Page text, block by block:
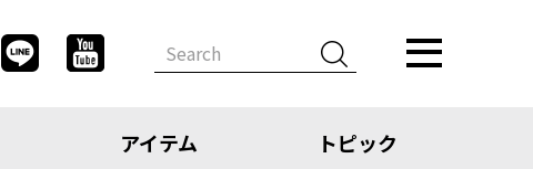
アイテム トピック